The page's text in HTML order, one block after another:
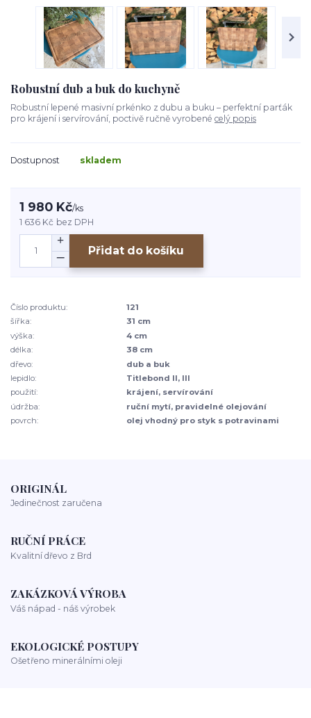
Robustní dub a buk do kuchyně
Robustní lepené masivní prkénko z dubu a buku – perfektní parťák
pro krájení i servírování, poctivě ručně vyrobené celý popis
Dostupnost skladem
1 980 Kč/ks
1 636 Kč bez DPH
Přidat do košíku
Číslo produktu:
121
šířka:
31 cm
výška:
4 cm
délka:
38 cm
dřevo:
dub a buk
lepidlo:
Titlebond II, III
použití:
krájení, servírování
údržba:
ruční mytí, pravidelné olejování
povrch:
olej vhodný pro styk s potravinami
ORIGINÁL
Jedinečnost zaručena
RUČNÍ PRÁCE
Kvalitní dřevo z Brd
ZAKÁZKOVÁ VÝROBA
Váš nápad - náš výrobek
EKOLOGICKÉ POSTUPY
Ošetřeno minerálními oleji